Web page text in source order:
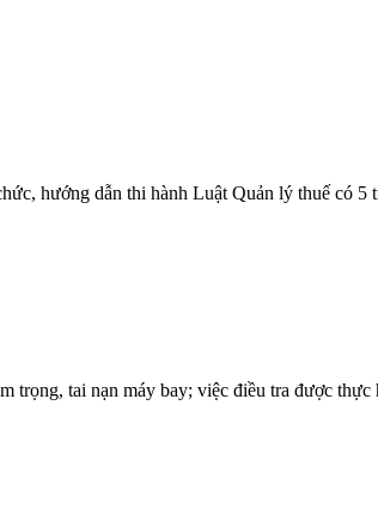
hướng dẫn thi hành Luật Quản lý thuế có 5
trọng, tai nạn máy bay; việc điều tra được thực